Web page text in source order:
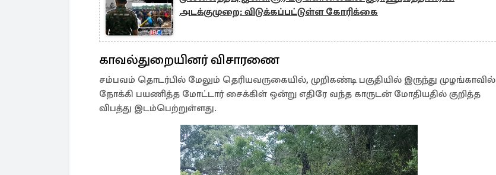
அடக்குமுறை: விடுக்கப்பட்டுள்ள கோரிக்கை
காவல்துறையினர் விசாரணை
சம்பவம் தொடர்பில் மேலும் தெரியவருகையில், முறிகண்டி பகுதியில் இருந்து முழங்காவில்
நோக்கி பயணித்த மோட்டார் சைக்கிள் ஒன்று எதிரே வந்த காருடன் மோதியதில் குறித்த
விபத்து இடம்பெற்றுள்ளது.